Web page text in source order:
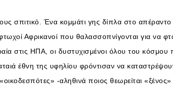
σπιτικό. Ένα κομμάτι γης δίπλα στο απέραντο
Αφρικανοί που θαλασσοπνίγονται για να
στις ΗΠΑ, οι δυστυχισμένοι όλου του κόσμου
έθνη της υφηλίου φρόντισαν να
-αληθινά ποιος θεωρείται